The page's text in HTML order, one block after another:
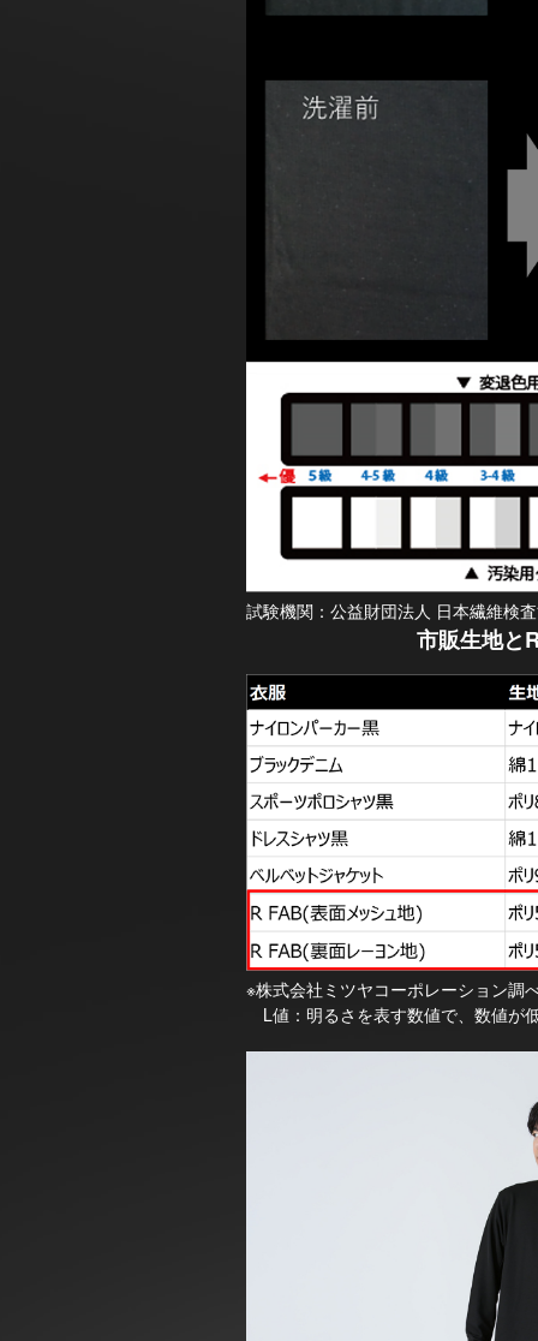
試験機関：公益財団法人 日本繊維検
市販生地と
※株式会社ミツヤコーポレーション調
L値：明るさを表す数値で、数値が